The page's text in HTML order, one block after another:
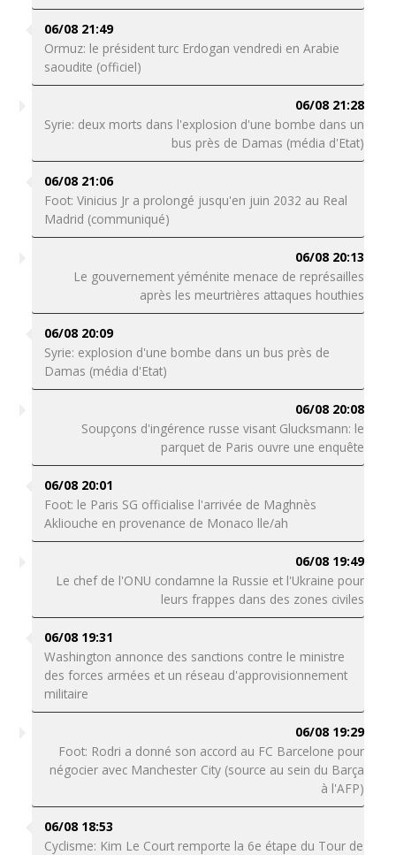
06/08 21:49
Ormuz: le président turc Erdogan vendredi en Arabie
saoudite (officiel)
06/08 21:28
Syrie: deux morts dans l'explosion d'une bombe dans un
bus près de Damas (média d'Etat)
06/08 21:06
Foot: Vinicius Jr a prolongé jusqu'en juin 2032 au Real
Madrid (communiqué)
06/08 20:13
Le gouvernement yéménite menace de représailles
après les meurtrières attaques houthies
06/08 20:09
Syrie: explosion d'une bombe dans un bus près de
Damas (média d'Etat)
06/08 20:08
Soupçons d'ingérence russe visant Glucksmann: le
parquet de Paris ouvre une enquête
06/08 20:01
Foot: le Paris SG officialise l'arrivée de Maghnès
Akliouche en provenance de Monaco lle/ah
06/08 19:49
Le chef de l'ONU condamne la Russie et l'Ukraine pour
leurs frappes dans des zones civiles
06/08 19:31
Washington annonce des sanctions contre le ministre
des forces armées et un réseau d'approvisionnement
militaire
06/08 19:29
Foot: Rodri a donné son accord au FC Barcelone pour
négocier avec Manchester City (source au sein du Barça
à l'AFP)
06/08 18:53
Cyclisme: Kim Le Court remporte la 6e étape du Tour de